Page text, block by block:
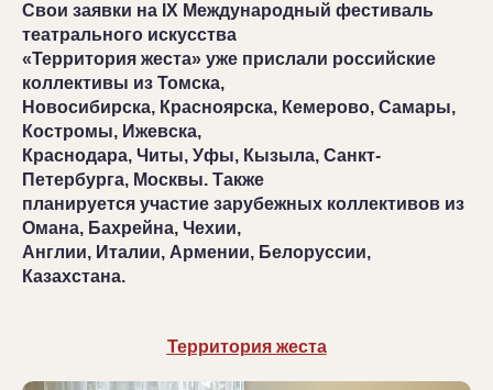
Свои заявки на IX Международный фестиваль
театрального искусства
«Территория жеста» уже прислали российские
коллективы из Томска,
Новосибирска, Красноярска, Кемерово, Самары,
Костромы, Ижевска,
Краснодара, Читы, Уфы, Кызыла, Санкт-
Петербурга, Москвы. Также
планируется участие зарубежных коллективов из
Омана, Бахрейна, Чехии,
Англии, Италии, Армении, Белоруссии,
Казахстана.
Территория жеста